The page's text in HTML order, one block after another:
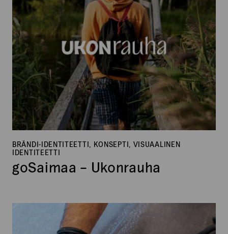
BRÄNDI-IDENTITEETTI, KONSEPTI, VISUAALINEN
IDENTITEETTI
goSaimaa – Ukonrauha
Hohdepinnoitus